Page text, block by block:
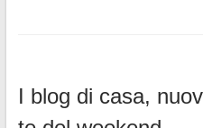
I blog di casa,